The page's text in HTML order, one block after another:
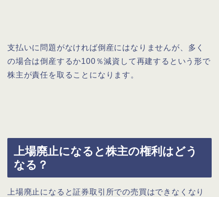
支払いに問題がなければ倒産にはなりませんが、多く
の場合は倒産するか100％減資して再建するという形で
株主が責任を取ることになります。
上場廃止になると株主の権利はどう
なる？
上場廃止になると証券取引所での売買はできなくなり